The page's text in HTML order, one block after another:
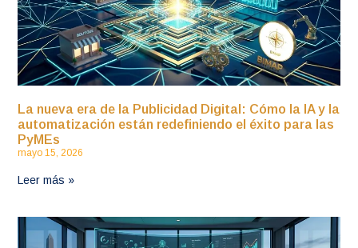
La nueva era de la Publicidad Digital: Cómo la IA y la
automatización están redefiniendo el éxito para las
PyMEs
mayo 15, 2026
Leer más »